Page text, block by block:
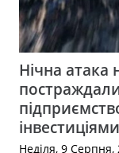
Нічна
інвестиціями
Неділя, 9 Серпня,